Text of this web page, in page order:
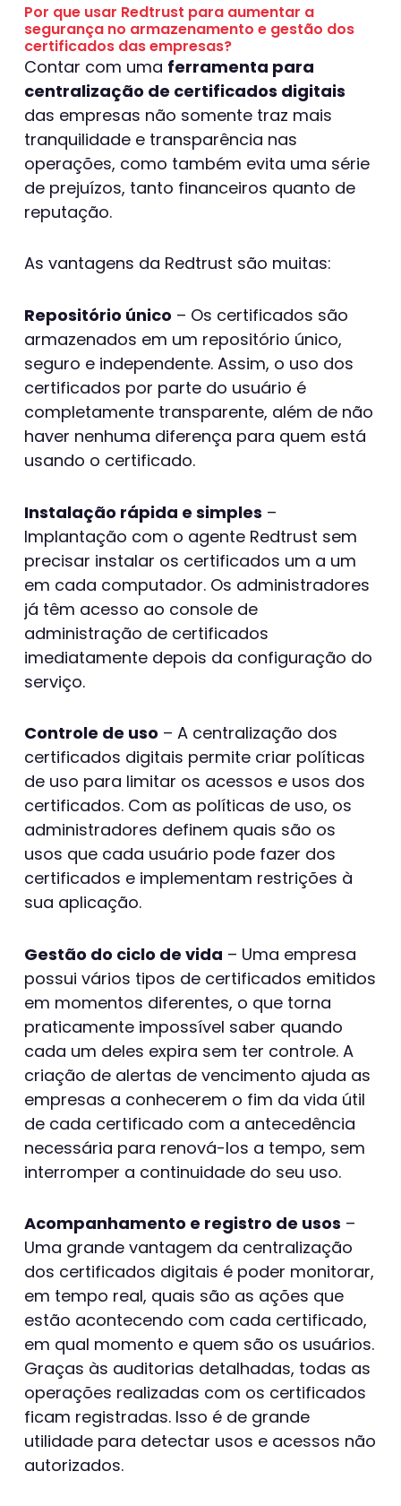
Por que usar Redtrust para aumentar a
segurança no armazenamento e gestão dos
certificadosdas empresas?
Contar com uma ferramenta para
centralização de certificados digitais
das empresas não somente traz mais
tranquilidade e transparência nas
operações, como também evita uma série
de prejuízos, tanto financeiros quanto de
reputação.
As vantagens da Redtrust são muitas:
Repositório único – Os certificados são
armazenados em um repositório único,
seguro e independente. Assim, o uso dos
certificados por parte do usuário é
completamente transparente, além de não
haver nenhuma diferença para quem está
usando o certificado.
Instalação rápida e simples –
Implantação com o agente Redtrust sem
precisar instalar os certificados um a um
em cada computador. Os administradores
já têm acesso ao console de
administração de certificados
imediatamente depois da configuração do
serviço.
Controle de uso – A centralização dos
certificados digitais permite criar políticas
de uso para limitar os acessos e usos dos
certificados. Com as políticas de uso, os
administradores definem quais são os
usos que cada usuário pode fazer dos
certificados e implementam restrições à
sua aplicação.
Gestão do ciclo de vida – Uma empresa
possui vários tipos de certificados emitidos
em momentos diferentes, o que torna
praticamente impossível saber quando
cada um deles expira sem ter controle. A
criação de alertas de vencimento ajuda as
empresas a conhecerem o fim da vida útil
de cada certificado com a antecedência
necessária para renová-los a tempo, sem
interromper a continuidade do seu uso.
Acompanhamento e registro de usos –
Uma grande vantagem da centralização
dos certificados digitais é poder monitorar,
em tempo real, quais são as ações que
estão acontecendo com cada certificado,
em qual momento e quem são os usuários.
Graças às auditorias detalhadas, todas as
operações realizadas com os certificados
ficam registradas. Isso é de grande
utilidade para detectar usos e acessos não
autorizados.